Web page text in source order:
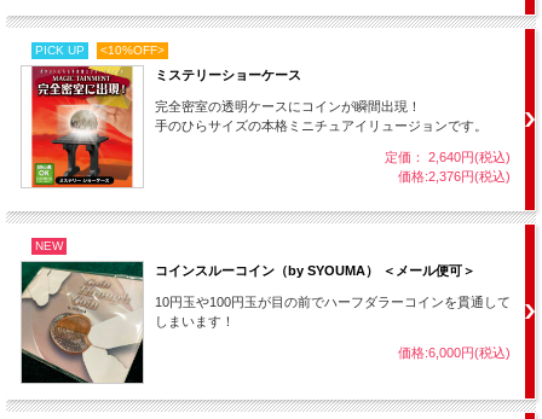
そのまま斬り下ろします！
・・・指輪はどうなったでしょうか！？
PICK UP <10%OFF>
ミステリーショーケース
完全密室の透明ケースにコインが瞬間出現！
手のひらサイズの本格ミニチュアイリュージョンです。
定価： 2,640円(税込)
価格:2,376円(税込)
NEW
コインスルーコイン（by SYOUMA） ＜メール便可＞
10円玉や100円玉が目の前でハーフダラーコインを貫通して
しまいます！
価格:6,000円(税込)